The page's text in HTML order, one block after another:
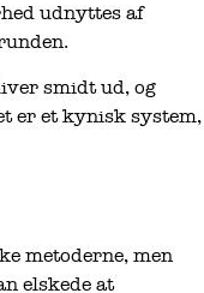
udnyttes af
smidt ud, og
er et kynisk system,
metoderne, men
elskede at